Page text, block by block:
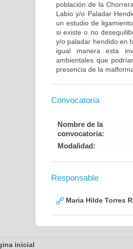
población de la
Labio y/o Paladar
un estudio de
si existe o no
y/o paladar hendido en
igual manera esta
ambientales que
presencia de la
Convocatoria
Nombre de la
convocatoria:
Modalidad:
Responsable
Maria Hilde Torres
inicial